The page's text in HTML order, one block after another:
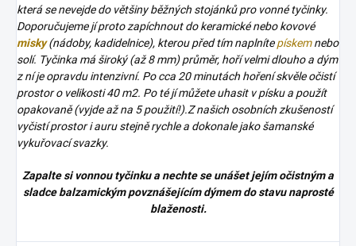
která se nevejde do většiny běžných stojánků pro vonné tyčinky.
Doporučujeme jí proto zapíchnout do keramické nebo kovové
misky(nádoby, kadidelnice), kterou před tím naplnítepískemnebo
solí. Tyčinka má široký (až 8 mm) průměr, hoří velmi dlouho a dým
z ní je opravdu intenzivní. Po cca 20 minutách hoření skvěle očistí
prostor o velikosti 40 m2. Po té jí můžete uhasit v písku a použít
opakovaně (vyjde až na 5 použití!).Z našich osobních zkušeností
vyčistí prostor i auru stejně rychle a dokonale jako šamanské
vykuřovací svazky.
Zapalte si vonnou tyčinku a nechte se unášet jejím očistným a
sladce balzamickým povznášejícím dýmem do stavu naprosté
blaženosti.